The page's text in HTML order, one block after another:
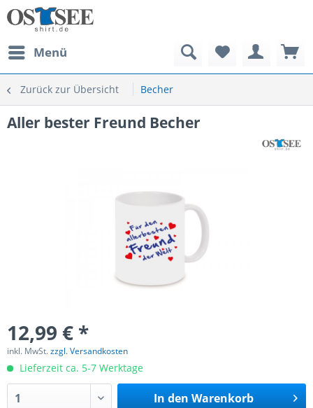
Menü
Zurück zur Übersicht Becher
Aller bester Freund Becher
12,99 € *
inkl. MwSt.zzgl. Versandkosten
Lieferzeit ca. 5-7 Werktage
In den Warenkorb